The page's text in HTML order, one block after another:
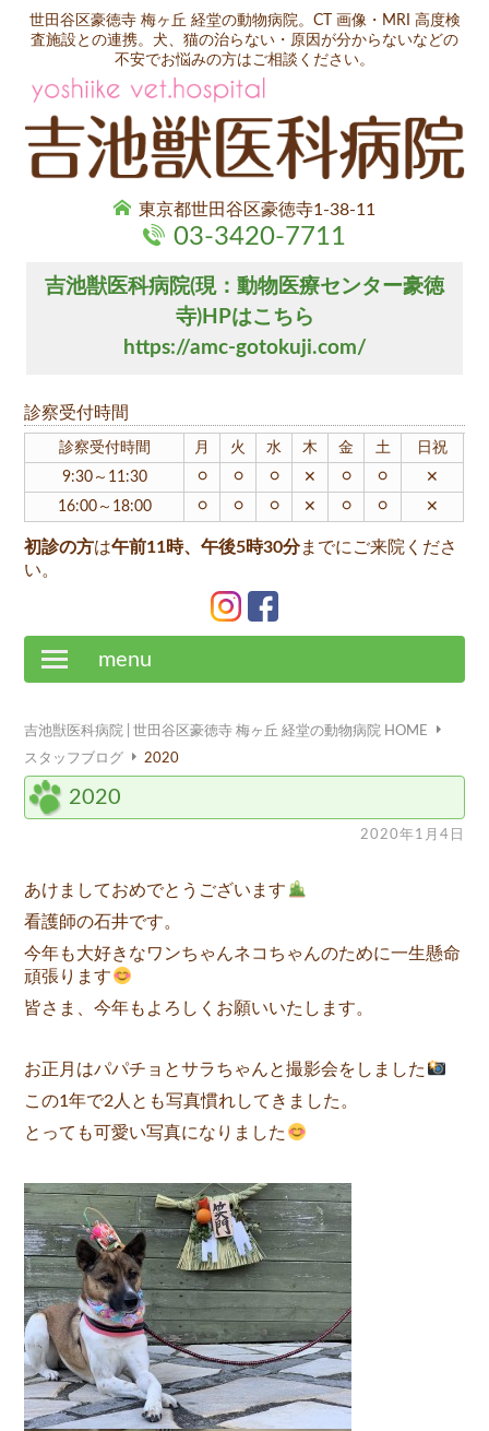
世田谷区豪徳寺 梅ヶ丘 経堂の動物病院。CT 画像・MRI 高度検
査施設との連携。犬、猫の治らない・原因が分からないなどの
不安でお悩みの方はご相談ください。
東京都世田谷区豪徳寺1-38-11
03-3420-7711
吉池獣医科病院(現：動物医療センター豪徳
寺)HPはこちら
https://amc-gotokuji.com/
診察受付時間
診察受付時間 月 火 水 木 金 土
日祝
9:30～11:30
○ ○ ○ ✕ ○ ○
✕
16:00～18:00
○ ○ ○ ✕ ○ ○ ✕
初診の方は午前11時、午後5時30分までにご来院くださ
い。
menu
吉池獣医科病院 | 世田谷区豪徳寺 梅ヶ丘 経堂の動物病院 HOME
スタッフブログ
2020
2020
2020年1月4日
あけましておめでとうございます
看護師の石井です。
今年も大好きなワンちゃんネコちゃんのために一生懸命
頑張ります
皆さま、今年もよろしくお願いいたします。
お正月はパパチョとサラちゃんと撮影会をしました
この1年で2人とも写真慣れしてきました。
とっても可愛い写真になりました